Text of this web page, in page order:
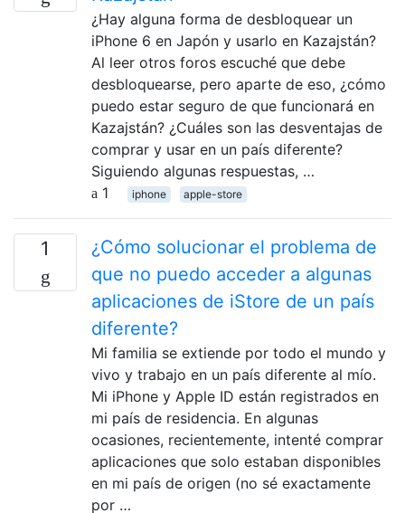
¿Hay alguna forma de desbloquear un
iPhone 6 en Japón y usarlo en Kazajstán?
Al leer otros foros escuché que debe
desbloquearse, pero aparte de eso, ¿cómo
puedo estar seguro de que funcionará en
Kazajstán? ¿Cuáles son las desventajas de
comprar y usar en un país diferente?
Siguiendo algunas respuestas, …
1
iphone apple-store
1
¿Cómo solucionar el problema de
que no puedo acceder a algunas
aplicaciones de iStore de un país
diferente?
Mi familia se extiende por todo el mundo y
vivo y trabajo en un país diferente al mío.
Mi iPhone y Apple ID están registrados en
mi país de residencia. En algunas
ocasiones, recientemente, intenté comprar
aplicaciones que solo estaban disponibles
en mi país de origen (no sé exactamente
por …